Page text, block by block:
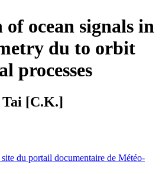
ocean signals in
du to orbit
processes
[C.K.]
du portail documentaire de Météo-